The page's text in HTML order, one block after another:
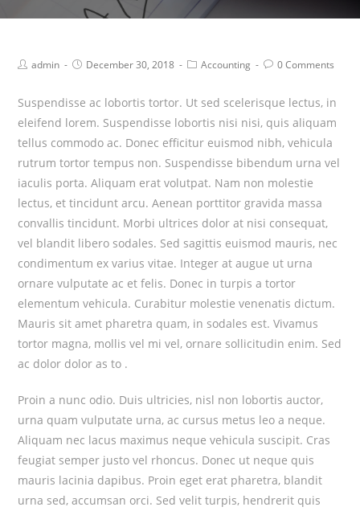
admin December 30, 2018 Accounting 0 Comments
Suspendisse ac lobortis tortor. Ut sed scelerisque lectus, in
eleifend lorem. Suspendisse lobortis nisi nisi, quis aliquam
tellus commodo ac. Donec efficitur euismod nibh, vehicula
rutrum tortor tempus non. Suspendisse bibendum urna vel
iaculis porta. Aliquam erat volutpat. Nam non molestie
lectus, et tincidunt arcu. Aenean porttitor gravida massa
convallis tincidunt. Morbi ultrices dolor at nisi consequat,
vel blandit libero sodales. Sed sagittis euismod mauris, nec
condimentum ex varius vitae. Integer at augue ut urna
ornare vulputate ac et felis. Donec in turpis a tortor
elementum vehicula. Curabitur molestie venenatis dictum.
Mauris sit amet pharetra quam, in sodales est. Vivamus
tortor magna, mollis vel mi vel, ornare sollicitudin enim. Sed
ac dolor dolor as to .
Proin a nunc odio. Duis ultricies, nisl non lobortis auctor,
urna quam vulputate urna, ac cursus metus leo a neque.
Aliquam nec lacus maximus neque vehicula suscipit. Cras
feugiat semper justo vel rhoncus. Donec ut neque quis
mauris lacinia dapibus. Proin eget erat pharetra, blandit
urna sed, accumsan orci. Sed velit turpis, hendrerit quis